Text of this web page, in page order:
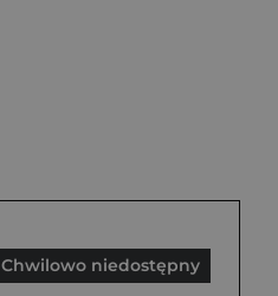
Chwilowo niedostępny